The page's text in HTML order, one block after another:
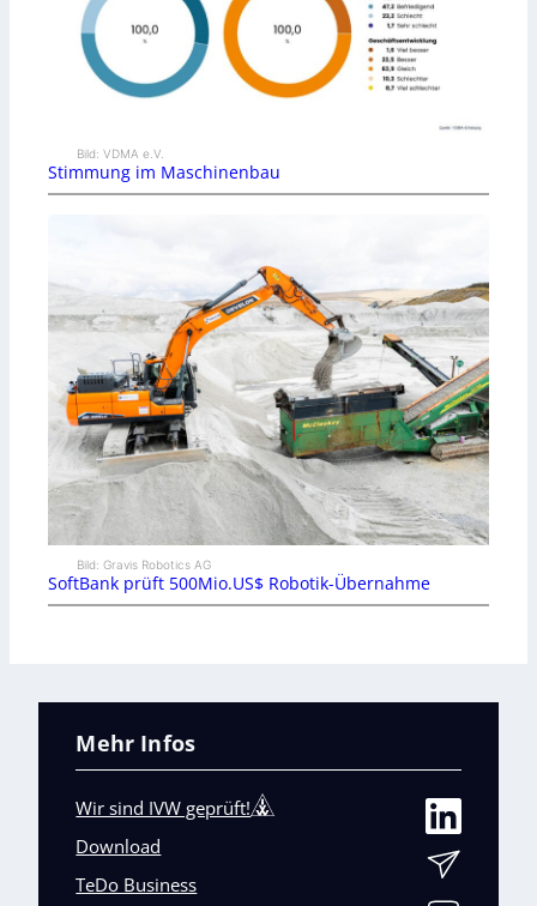
Bild: VDMA e.V.
Stimmung im Maschinenbau
Bild: Gravis Robotics AG
SoftBank prüft 500Mio.US$ Robotik-Übernahme
Mehr Infos
Wir sind IVW geprüft!
Download
TeDo Business